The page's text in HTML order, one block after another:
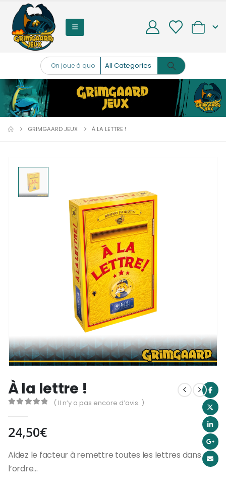
GRIMGAARD JEUX À LA LETTRE !
À la lettre !
( Il n’y a pas encore d’avis. )
24,50€
Aidez le facteur à remettre toutes les lettres dans
l’ordre…